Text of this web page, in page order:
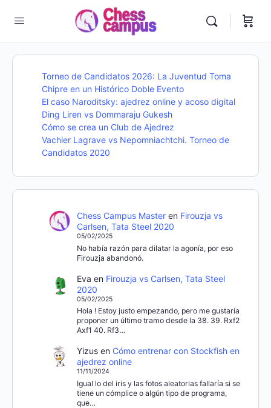
Torneo de Candidatos 2026: La Juventud Toma
Chipre en un Histórico Doble Evento
El caso Naroditsky: ajedrez online y acoso digital
Ding Liren vs Dommaraju Gukesh
Cómo se crea un Club de Ajedrez
Vachier Lagrave vs Nepomniachtchi. Torneo de
Candidatos 2020
Chess Campus Masteren Firouzja vs
Carlsen, Tata Steel 2020
05/02/2025
No había razón para dilatar la agonía, por eso
Firouzja abandonó.
Eva en Firouzja vs Carlsen, Tata Steel
2020
05/02/2025
Hola ! Estoy justo empezando, pero me gustaría
proponer un último tramo desde la 38. 39. Rxf2
Axf1 40. Rf3…
Yizusen Cómo entrenar con Stockfish en
ajedrez online
11/11/2024
Igual lo del iris y las fotos aleatorias fallaría si se
tiene un cómplice o algún tipo de programa,
que…